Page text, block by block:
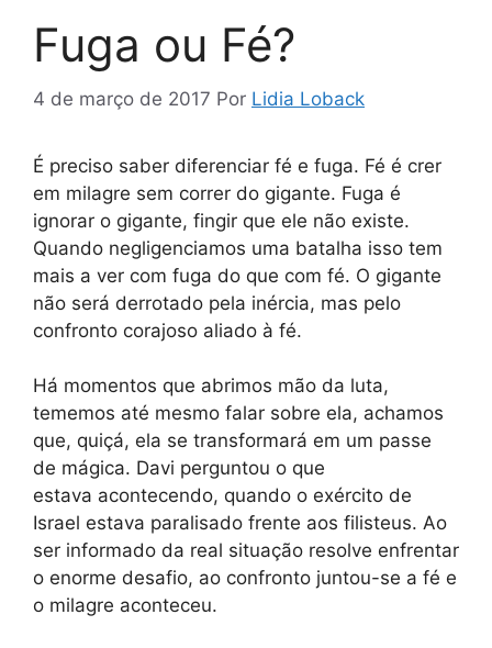
Fuga ou Fé?
4 de março de 2017 Por Lidia Loback
É preciso saber diferenciar fé e fuga. Fé é crer
em milagre sem correr do gigante. Fuga é
ignorar o gigante, fingir que ele não existe.
Quando negligenciamos uma batalha isso tem
mais a ver com fuga do que com fé. O gigante
não será derrotado pela inércia, mas pelo
confronto corajoso aliado à fé.
Há momentos que abrimos mão da luta,
tememos até mesmo falar sobre ela, achamos
que, quiçá, ela se transformará em um passe
de mágica. Davi perguntou o que
estava acontecendo, quando o exército de
Israel estava paralisado frente aos filisteus. Ao
ser informado da real situação resolve enfrentar
o enorme desafio, ao confronto juntou-se a fé e
o milagre aconteceu.